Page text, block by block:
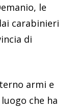
le
carabinieri
di
armi e
che ha